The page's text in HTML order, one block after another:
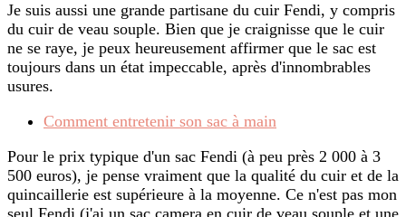
Je suis aussi une grande partisane du cuir Fendi, y compris
du cuir de veau souple. Bien que je craignisse que le cuir
ne se raye, je peux heureusement affirmer que le sac est
toujours dans un état impeccable, après d'innombrables
usures.
Comment entretenir son sac à main
Pour le prix typique d'un sac Fendi (à peu près 2 000 à 3
500 euros), je pense vraiment que la qualité du cuir et de la
quincaillerie est supérieure à la moyenne. Ce n'est pas mon